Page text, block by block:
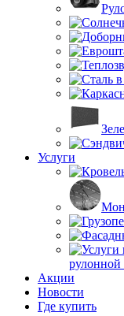
Услуги
рулонной
Акции
Новости
Где купить